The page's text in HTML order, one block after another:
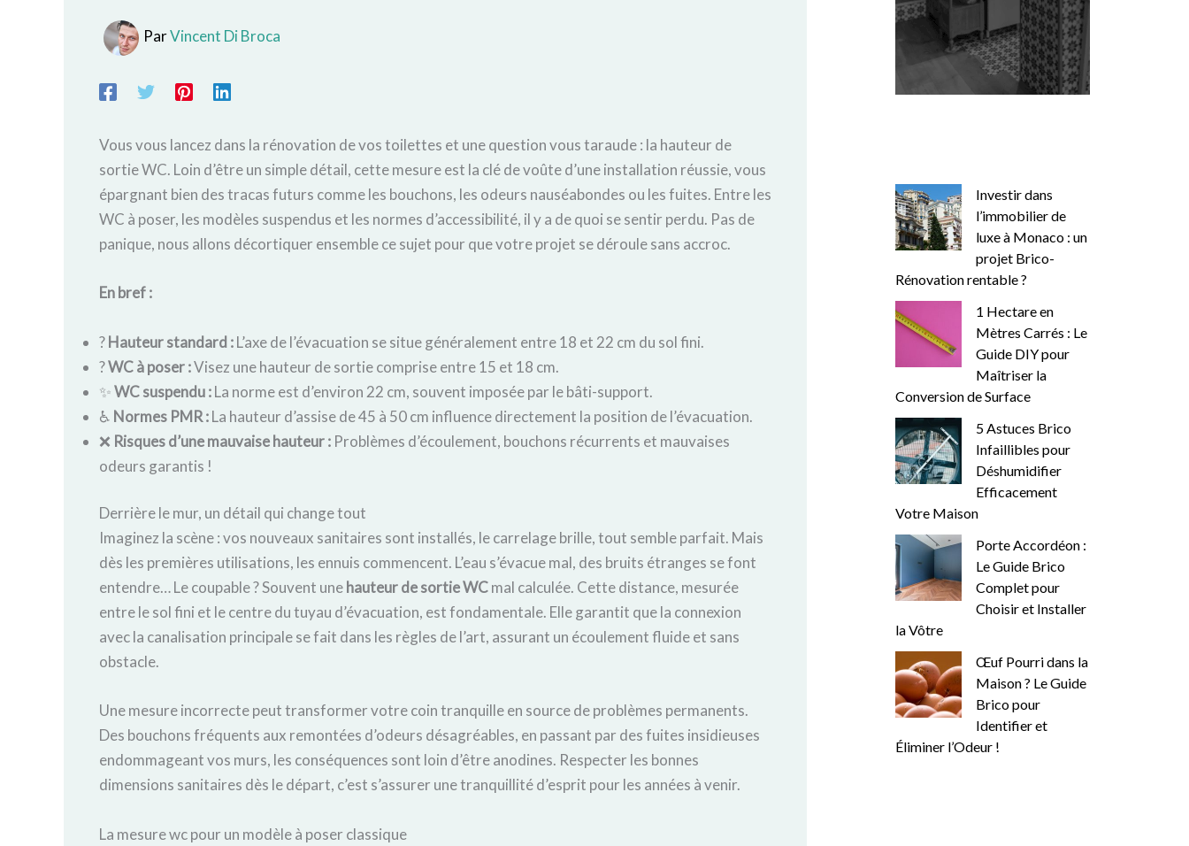
ParVincent Di Broca
Vous vous lancez dans la rénovation de vos toilettes et une question vous taraude : la hauteur de
sortie WC. Loin d’être un simple détail, cette mesure est la clé de voûte d’une installation réussie, vous
épargnant bien des tracas futurs comme les bouchons, les odeurs nauséabondes ou les fuites. Entre les
WC à poser, les modèles suspendus et les normes d’accessibilité, il y a de quoi se sentir perdu. Pas de
panique, nous allons décortiquer ensemble ce sujet pour que votre projet se déroule sans accroc.
En bref :
?Hauteur standard :L’axe de l’évacuation se situe généralement entre 18 et 22 cm du sol fini.
?WC à poser :Visez une hauteur de sortie comprise entre 15 et 18 cm.
✨WC suspendu :La norme est d’environ 22 cm, souvent imposée par le bâti-support.
♿ Normes PMR :La hauteur d’assise de 45 à 50 cm influence directement la position de l’évacuation.
❌ Risques d’une mauvaise hauteur : Problèmes d’écoulement, bouchons récurrents et mauvaises
odeurs garantis !
Derrière le mur, un détail qui change tout
Imaginez la scène : vos nouveaux sanitaires sont installés, le carrelage brille, tout semble parfait. Mais
dès les premières utilisations, les ennuis commencent. L’eau s’évacue mal, des bruits étranges se font
entendre… Le coupable ? Souvent unehauteur de sortie WCmal calculée. Cette distance, mesurée
entre le sol fini et le centre du tuyau d’évacuation, est fondamentale. Elle garantit que la connexion
avec la canalisation principale se fait dans les règles de l’art, assurant un écoulement fluide et sans
obstacle.
Une mesure incorrecte peut transformer votre coin tranquille en source de problèmes permanents.
Des bouchons fréquents aux remontées d’odeurs désagréables, en passant par des fuites insidieuses
endommageant vos murs, les conséquences sont loin d’être anodines. Respecter les bonnes
dimensions sanitaires dès le départ, c’est s’assurer une tranquillité d’esprit pour les années à venir.
La mesure wc pour un modèle à poser classique
Investir dans
l’immobilier de
luxe à Monaco : un
projet Brico-
Rénovation rentable ?
1 Hectare en
Mètres Carrés : Le
Guide DIY pour
Maîtriser la
Conversion de Surface
5 Astuces Brico
Infaillibles pour
Déshumidifier
Efficacement
Votre Maison
Porte Accordéon :
Le Guide Brico
Complet pour
Choisir et Installer
la Vôtre
Œuf Pourri dans la
Maison ? Le Guide
Brico pour
Identifier et
Éliminer l’Odeur !